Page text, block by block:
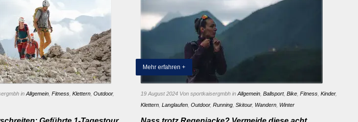
in Allgemein Fitness Klettern Outdoor,
Mehr erfahren +
19 August 2024 Von sportkaisergmbh in Allgemein Ballsport, Bike Fitness Kinder,
Klettern Langlaufen Outdoor, Running Skitour, Wandern Winter